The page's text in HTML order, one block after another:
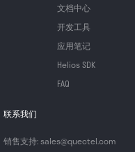
文档中心
开发工具
应用笔记
Helios SDK
FAQ
联系我们
销售支持: sales@quectel.com